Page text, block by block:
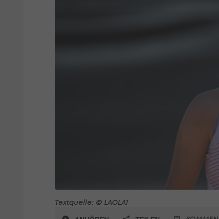
Textquelle: © LAOLA1